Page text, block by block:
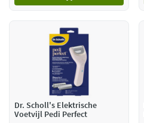
Dr. Scholl's Elektrische
Voetvijl Pedi Perfect